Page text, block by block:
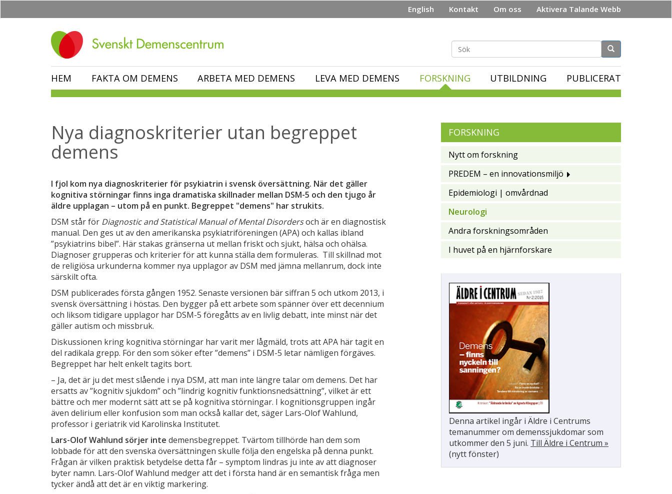
English Kontakt Om oss Aktivera Talande Webb
Sökformulär
HEM FAKTA OM DEMENS ARBETA MED DEMENS LEVA MED DEMENS FORSKNING UTBILDNING PUBLICERAT
Nya diagnoskriterier utan begreppet
demens
I fjol kom nya diagnoskriterier för psykiatrin i svensk översättning. När det gäller
kognitiva störningar finns inga dramatiska skillnader mellan DSM-­5 och den tjugo år
äldre upplagan – utom på en punkt. Begreppet "demens" har strukits.
DSM står för Diagnostic and Statistical Manual of Mental Disordersoch är en diagnos­tisk
manual. Den ges ut av den amerikanska psykiatriföreningen (APA) och kallas ibland
”psykiatrins bibel”. Här stakas gränserna ut mellan friskt och sjukt, hälsa och ohälsa.
Diagnoser grupperas och kriterier för att kunna ställa dem formuleras. Till skillnad mot
de religiösa urkunderna kommer nya upplagor av DSM med jämna mellanrum, dock inte
särskilt ofta.
DSM publicerades första gången 1952. Senaste versionen bär siffran 5 och utkom 2013, i
svensk översättning i höstas. Den bygger på ett arbete som spänner över ett decennium
och lik­som tidigare upplagor har DSM-­5 fö­regåtts av en livlig debatt, inte minst när det
gäller autism och missbruk.
Diskussionen kring kognitiva stör­ningar har varit mer lågmäld, trots att APA här tagit en
del radikala grepp. För den som söker efter ”demens” i DSM-5 letar nämligen förgäves.
Be­greppet har helt enkelt tagits bort.
– Ja, det är ju det mest slående i nya DSM, att man inte längre talar om de­mens. Det har
ersatts av ”kognitiv sjuk­dom” och ”lindrig kognitiv funktions­nedsättning”, vilket är ett
bättre och mer modernt sätt att se på kognitiva störningar. I kognitionsgruppen ingår
även delirium eller konfusion som man också kallar det, säger Lars­-Olof Wahlund,
professor i geriatrik vid Karolinska Institutet.
Lars-­Olof Wahlund sörjer inte de­mensbegreppet. Tvärtom tillhörde han dem som
lobbade för att den svenska översättningen skulle följa den engelska på denna punkt.
Frågan är vilken praktisk betydelse detta får – symptom lindras ju inte av att diagno­ser
byter namn. Lars­-Olof Wahlund medger att det i första hand är en se­mantisk fråga men
tycker ändå att det är en viktig markering.
FORSKNING
Nytt om forskning
PREDEM – en innovationsmiljö
Epidemiologi | omvårdnad
Neurologi
Andra forskningsområden
I huvet på en hjärnforskare
Denna artikel ingår i Äldre i Centrums
temanummer om demenssjukdomar som
utkommer den 5 juni. Till Äldre i Centrum »
(nytt fönster)